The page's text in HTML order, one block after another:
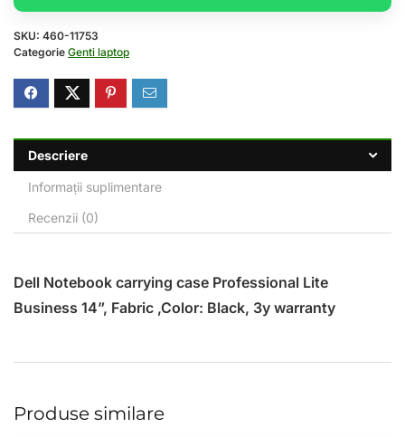
SKU: 460-11753
Categorie Genti laptop
Descriere
Informații suplimentare
Recenzii (0)
Dell Notebook carrying case Professional Lite
Business 14”, Fabric ,Color: Black, 3y warranty
Produse similare